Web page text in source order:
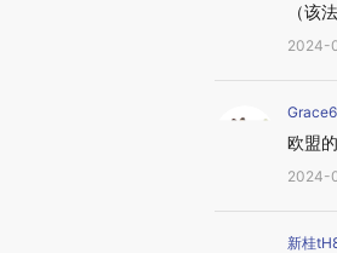
（该
2024-
欧盟
2024-
新桂